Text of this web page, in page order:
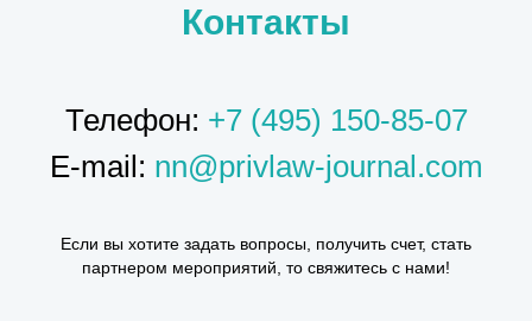
Контакты
Телефон: +7 (495) 150-85-07
E-mail: nn@privlaw-journal.com
Если вы хотите задать вопросы, получить счет, стать
партнером мероприятий, то свяжитесь с нами!